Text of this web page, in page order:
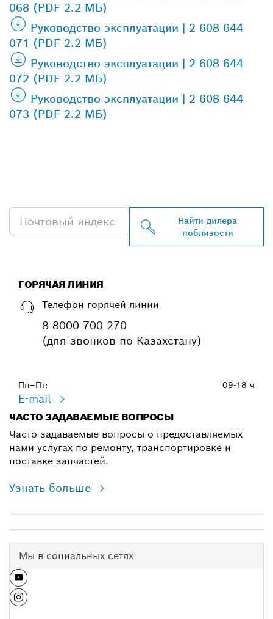
068 (PDF 2.2 МБ)
Руководство эксплуатации | 2 608 644
071 (PDF 2.2 МБ)
Руководство эксплуатации | 2 608 644
072 (PDF 2.2 МБ)
Руководство эксплуатации | 2 608 644
073 (PDF 2.2 МБ)
Найти дилера
поблизости
ГОРЯЧАЯ ЛИНИЯ
Телефон горячей линии
8 8000 700 270
(для звонков по Казахстану)
Пн–Пт: 09-18 ч
E-mail
ЧАСТО ЗАДАВАЕМЫЕ ВОПРОСЫ
Часто задаваемые вопросы о предоставляемых
нами услугах по ремонту, транспортировке и
поставке запчастей.
Узнать больше
Мы в социальных сетях